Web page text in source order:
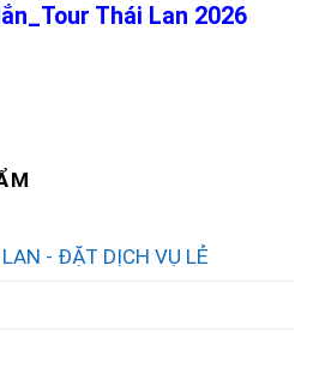
Thái Lan 2026
- ĐẶT DỊCH VỤ LẺ